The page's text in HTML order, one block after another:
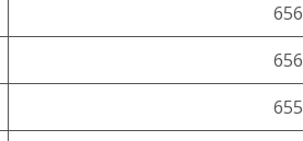
656
656
655